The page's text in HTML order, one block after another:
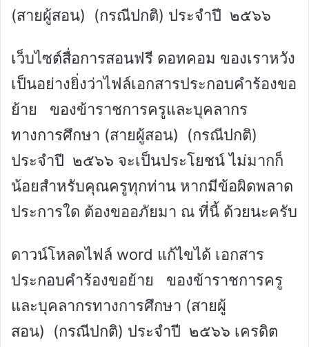
(สายผู้สอน) (กรณีปกติ) ประจำปี ๒๕๖๖
เว็บไซต์สื่อการสอนฟรี ดอทคอม ของเราหวัง
เป็นอย่างยิ่งว่าไฟล์เอกสารประกอบคำร้องขอ
ย้าย ของข้าราชการครูและบุคลากร
ทางการศึกษา (สายผู้สอน) (กรณีปกติ)
ประจำปี ๒๕๖๖ จะเป็นประโยชน์ ไม่มากก็
น้อยสำหรับคุณครูทุกท่าน หากมีข้อผิดพลาด
ประการใด ต้องขออภัยมา ณ ที่นี้ ด้วยนะครับ
ดาวน์โหลดไฟล์ word แก้ไขได้ เอกสาร
ประกอบคำร้องขอย้าย ของข้าราชการครู
และบุคลากรทางการศึกษา (สายผู้
สอน) (กรณีปกติ) ประจำปี ๒๕๖๖ เครดิต